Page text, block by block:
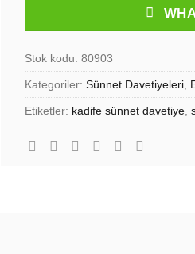
Stok kodu: 80903
Kategoriler: Sünnet Davetiyeleri
Etiketler: kadife sünnet davetiye